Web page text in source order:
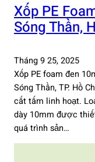
Xốp PE
Sóng Thần,
Tháng 9 25, 2025
Xốp PE foam đen
Sóng Thần, TP. Hồ
cắt tấm linh hoạt.
dày 10mm được
quá trình sản…